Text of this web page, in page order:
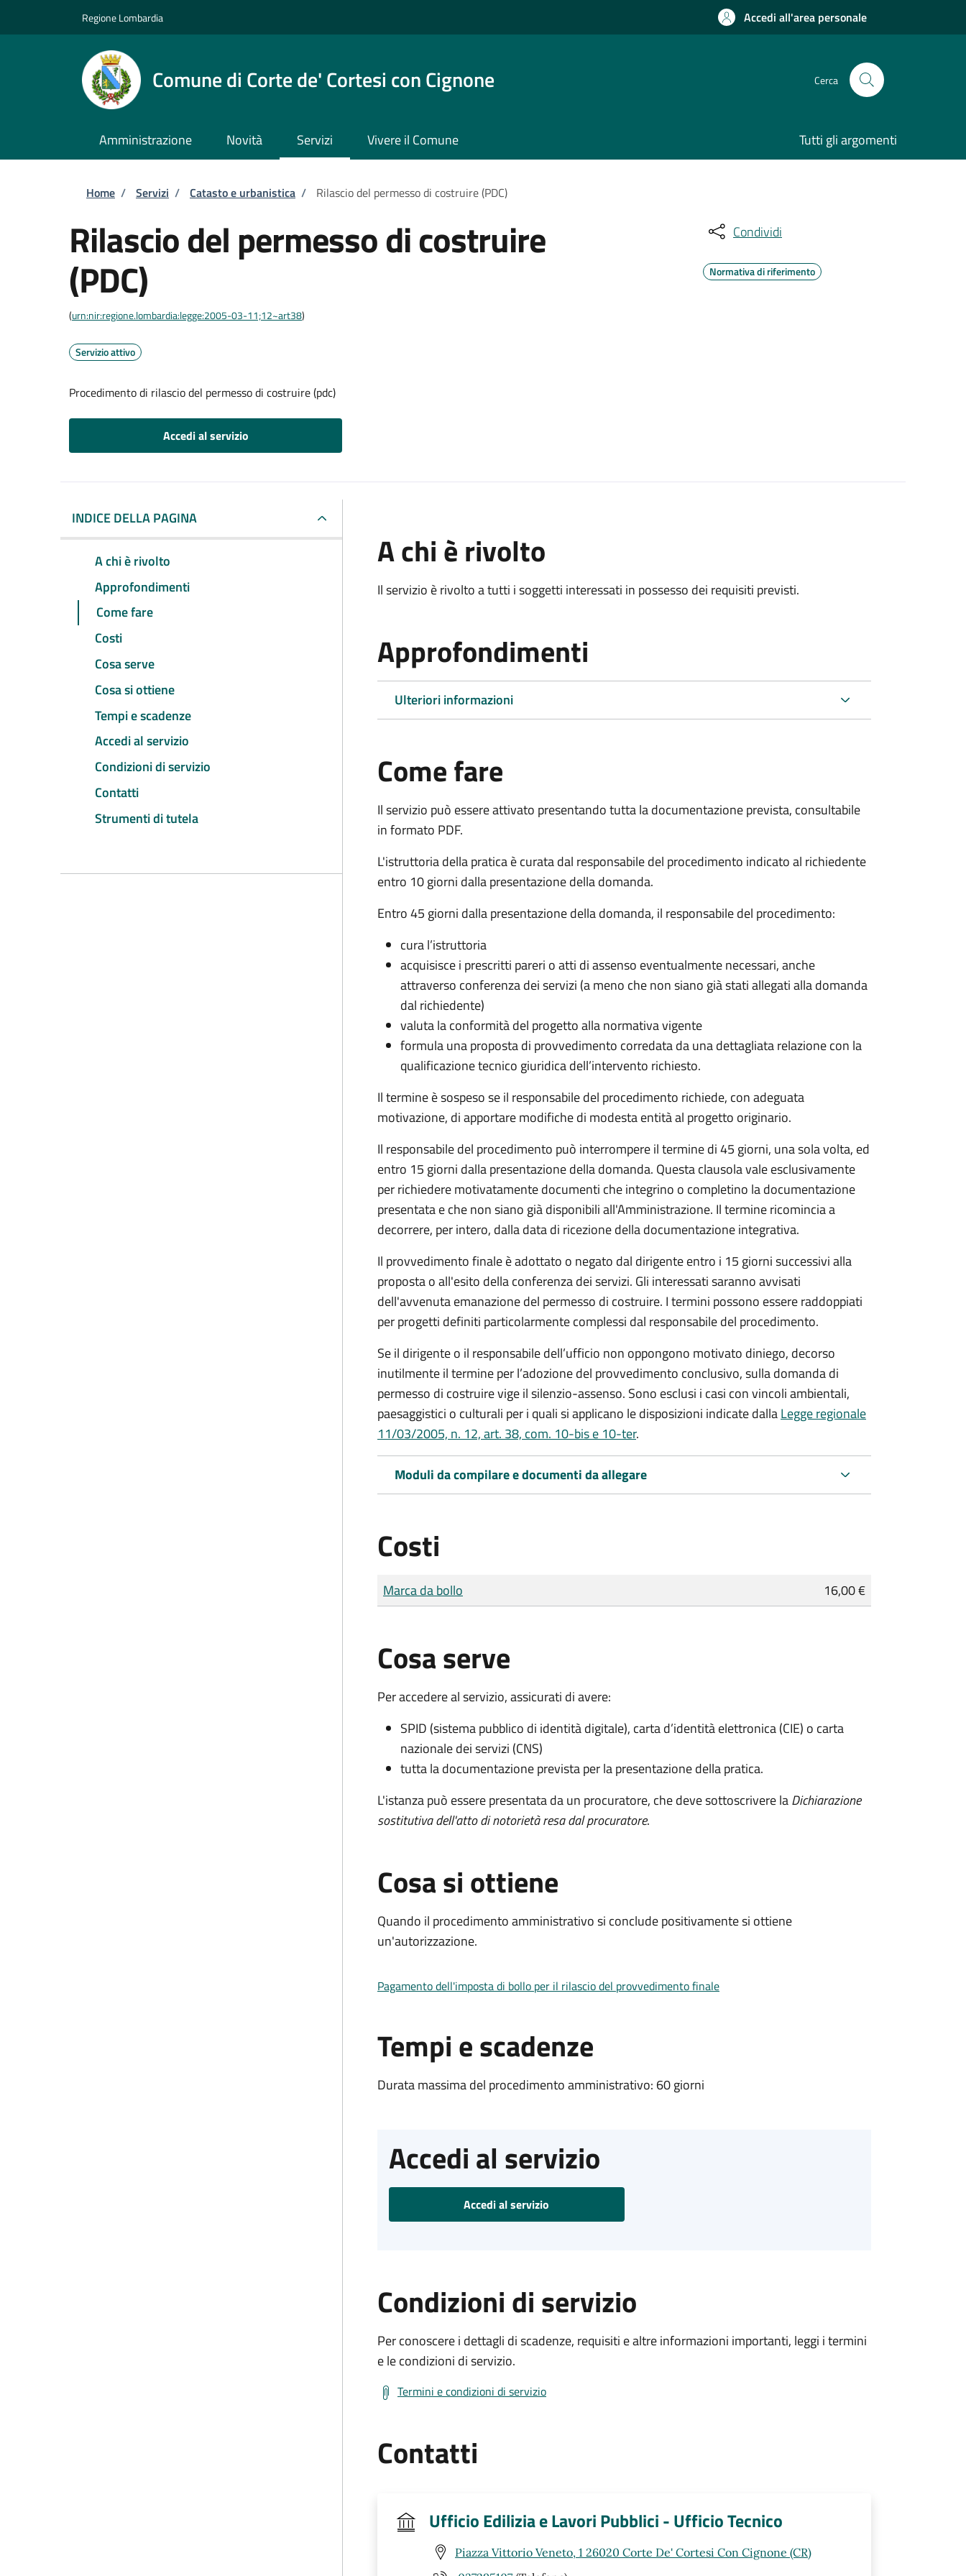
Regione Lombardia Accedi all'area personale
Comune di Corte de' Cortesi con Cignone Cerca
Amministrazione Novità Servizi Vivere il Comune Tutti gli argomenti
Briciole di pane
Home / Servizi / Catasto e urbanistica / Rilascio del permesso di costruire (PDC)
Rilascio del permesso di costruire
(PDC)
(urn:nir:regione.lombardia:legge:2005-03-11;12~art38)
Servizio attivo
Procedimento di rilascio del permesso di costruire (pdc)
Accedi al servizio
Condividi
Normativa di riferimento
INDICE DELLA PAGINA
A chi è rivolto
Approfondimenti
Come fare
Costi
Cosa serve
Cosa si ottiene
Tempi e scadenze
Accedi al servizio
Condizioni di servizio
Contatti
Strumenti di tutela
A chi è rivolto
Il servizio è rivolto a tutti i soggetti interessati in possesso dei requisiti previsti.
Approfondimenti
Ulteriori informazioni
Come fare
Il servizio può essere attivato presentando tutta la documentazione prevista, consultabile
in formato PDF.
L'istruttoria della pratica è curata dal responsabile del procedimento indicato al richiedente
entro 10 giorni dalla presentazione della domanda.
Entro 45 giorni dalla presentazione della domanda, il responsabile del procedimento:
cura l’istruttoria
acquisisce i prescritti pareri o atti di assenso eventualmente necessari, anche
attraverso conferenza dei servizi (a meno che non siano già stati allegati alla domanda
dal richiedente)
valuta la conformità del progetto alla normativa vigente
formula una proposta di provvedimento corredata da una dettagliata relazione con la
qualificazione tecnico giuridica dell’intervento richiesto.
Il termine è sospeso se il responsabile del procedimento richiede, con adeguata
motivazione, di apportare modifiche di modesta entità al progetto originario.
Il responsabile del procedimento può interrompere il termine di 45 giorni, una sola volta, ed
entro 15 giorni dalla presentazione della domanda. Questa clausola vale esclusivamente
per richiedere motivatamente documenti che integrino o completino la documentazione
presentata e che non siano già disponibili all'Amministrazione. Il termine ricomincia a
decorrere, per intero, dalla data di ricezione della documentazione integrativa.
Il provvedimento finale è adottato o negato dal dirigente entro i 15 giorni successivi alla
proposta o all'esito della conferenza dei servizi. Gli interessati saranno avvisati
dell'avvenuta emanazione del permesso di costruire. I termini possono essere raddoppiati
per progetti definiti particolarmente complessi dal responsabile del procedimento.
Se il dirigente o il responsabile dell’ufficio non oppongono motivato diniego, decorso
inutilmente il termine per l’adozione del provvedimento conclusivo, sulla domanda di
permesso di costruire vige il silenzio-assenso. Sono esclusi i casi con vincoli ambientali,
paesaggistici o culturali per i quali si applicano le disposizioni indicate dallaLegge regionale
11/03/2005, n. 12, art. 38, com. 10-bis e 10-ter.
Moduli da compilare e documenti da allegare
Costi
Tipo di pagamento
Importo
Marca da bollo 16,00 €
Cosa serve
Per accedere al servizio, assicurati di avere:
SPID (sistema pubblico di identità digitale), carta d’identità elettronica (CIE) o carta
nazionale dei servizi (CNS)
tutta la documentazione prevista per la presentazione della pratica.
L'istanza può essere presentata da un procuratore, che deve sottoscrivere laDichiarazione
sostitutiva dell'atto di notorietà resa dal procuratore.
Cosa si ottiene
Quando il procedimento amministrativo si conclude positivamente si ottiene
un'autorizzazione.
Pagamento dell'imposta di bollo per il rilascio del provvedimento finale
Tempi e scadenze
Durata massima del procedimento amministrativo: 60 giorni
Accedi al servizio
Accedi al servizio
Condizioni di servizio
Per conoscere i dettagli di scadenze, requisiti e altre informazioni importanti, leggi i termini
e le condizioni di servizio.
Termini e condizioni di servizio
Contatti
Ufficio Edilizia e Lavori Pubblici - Ufficio Tecnico
Piazza Vittorio Veneto, 1 26020 Corte De' Cortesi Con Cignone (CR)